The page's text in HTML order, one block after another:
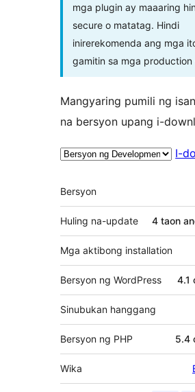
mga plugin ay maaaring
secure o matatag. Hindi
inirerekomenda ang mga
gamitin sa mga production
Mangyaring pumili ng
na bersyon upang i-
I-
Meta
Bersyon
Huling na-update 4 taon
Mga aktibong installation
Bersyon ng WordPress 4.1
Sinubukan hanggang
Bersyon ng PHP 5.4
Wika